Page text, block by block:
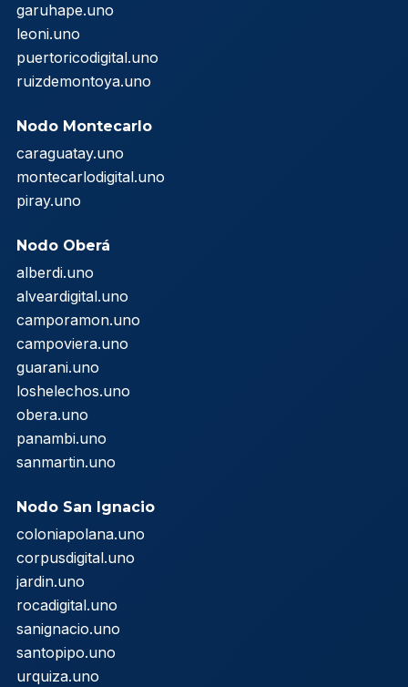
garuhape.uno
leoni.uno
puertoricodigital.uno
ruizdemontoya.uno
Nodo Montecarlo
caraguatay.uno
montecarlodigital.uno
piray.uno
Nodo Oberá
alberdi.uno
alveardigital.uno
camporamon.uno
campoviera.uno
guarani.uno
loshelechos.uno
obera.uno
panambi.uno
sanmartin.uno
Nodo San Ignacio
coloniapolana.uno
corpusdigital.uno
jardin.uno
rocadigital.uno
sanignacio.uno
santopipo.uno
urquiza.uno